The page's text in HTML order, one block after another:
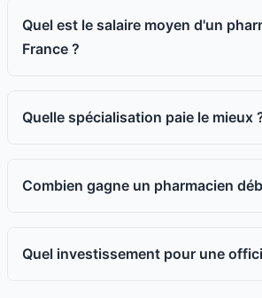
Quel est le salaire moyen d'un
France ?
Quelle spécialisation paie le mieux
Combien gagne un pharmacien
Quel investissement pour une